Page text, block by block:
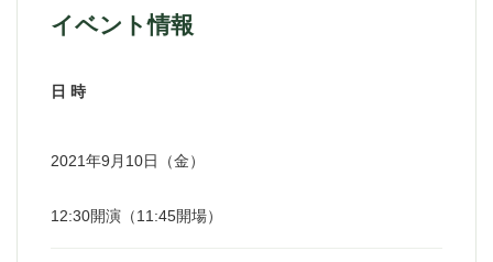
イベント情報
日 時
2021年9月10日（金）
12:30開演（11:45開場）